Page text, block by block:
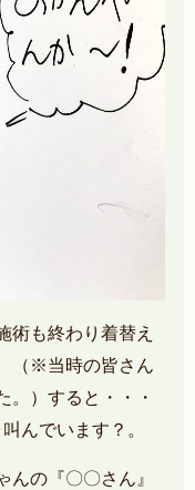
も終わり着替え
（※当時の皆さん
。）すると・・・
んでいます？。
の『〇〇さん』